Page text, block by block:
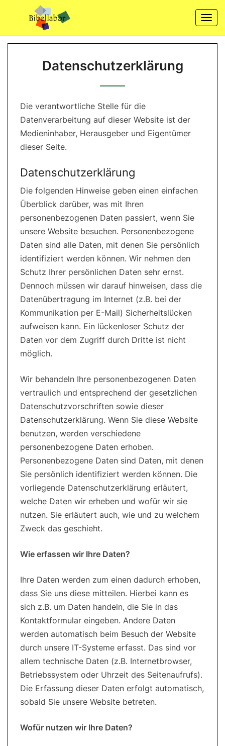
content
Datenschutzerklärung
Die verantwortliche Stelle für die
Datenverarbeitung auf dieser Website ist der
Medieninhaber, Herausgeber und Eigentümer
dieser Seite.
Datenschutzerklärung
Die folgenden Hinweise geben einen einfachen
Überblick darüber, was mit Ihren
personenbezogenen Daten passiert, wenn Sie
unsere Website besuchen. Personenbezogene
Daten sind alle Daten, mit denen Sie persönlich
identifiziert werden können. Wir nehmen den
Schutz Ihrer persönlichen Daten sehr ernst.
Dennoch müssen wir darauf hinweisen, dass die
Datenübertragung im Internet (z.B. bei der
Kommunikation per E-Mail) Sicherheitslücken
aufweisen kann. Ein lückenloser Schutz der
Daten vor dem Zugriff durch Dritte ist nicht
möglich.
Wir behandeln Ihre personenbezogenen Daten
vertraulich und entsprechend der gesetzlichen
Datenschutzvorschriften sowie dieser
Datenschutzerklärung. Wenn Sie diese Website
benutzen, werden verschiedene
personenbezogene Daten erhoben.
Personenbezogene Daten sind Daten, mit denen
Sie persönlich identifiziert werden können. Die
vorliegende Datenschutzerklärung erläutert,
welche Daten wir erheben und wofür wir sie
nutzen. Sie erläutert auch, wie und zu welchem
Zweck das geschieht.
Wie erfassen wir Ihre Daten?
Ihre Daten werden zum einen dadurch erhoben,
dass Sie uns diese mitteilen. Hierbei kann es
sich z.B. um Daten handeln, die Sie in das
Kontaktformular eingeben. Andere Daten
werden automatisch beim Besuch der Website
durch unsere IT-Systeme erfasst. Das sind vor
allem technische Daten (z.B. Internetbrowser,
Betriebssystem oder Uhrzeit des Seitenaufrufs).
Die Erfassung dieser Daten erfolgt automatisch,
sobald Sie unsere Website betreten.
Wofür nutzen wir Ihre Daten?